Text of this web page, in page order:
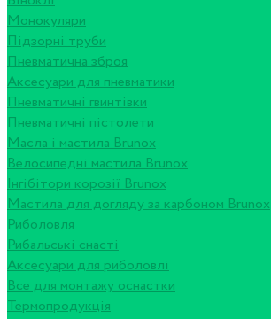
Монокуляри
Підзорні труби
Пневматична зброя
Аксесуари для пневматики
Пневматичні гвинтівки
Пневматичні пістолети
Масла і мастила Brunox
Велосипедні мастила Brunox
Інгібітори корозії Brunox
Мастила для догляду за карбоном Brunox
Риболовля
Рибальські снасті
Аксесуари для риболовлі
Все для монтажу оснастки
Термопродукція